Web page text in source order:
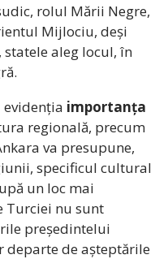
rolul Mării Negre,
Mijlociu, deși
statele aleg locul, în
evidenția importanța
regională, precum
va presupune,
specificul cultural
un loc mai
Turciei nu sunt
președintelui
departe de așteptările